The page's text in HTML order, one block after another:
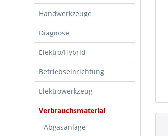
Handwerkzeuge
Diagnose
Elektro/Hybrid
Betriebseinrichtung
Elektrowerkzeug
Verbrauchsmaterial
Abgasanlage